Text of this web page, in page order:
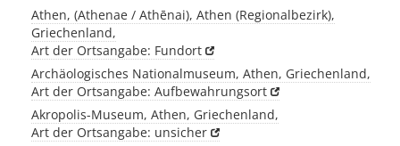
Athen, (Athenae / Athēnai), Athen (Regionalbezirk),
Griechenland,
Art der Ortsangabe: Fundort
Archäologisches Nationalmuseum, Athen, Griechenland,
Art der Ortsangabe: Aufbewahrungsort
Akropolis-Museum, Athen, Griechenland,
Art der Ortsangabe: unsicher